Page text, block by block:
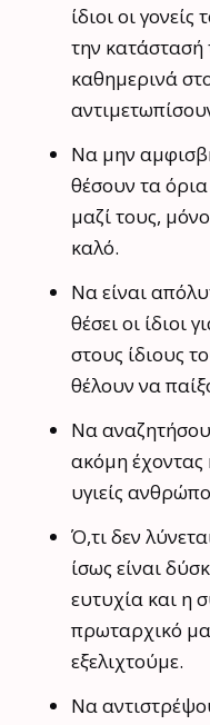
ίδιοι οι
την κατάστασή
καθημερινά
Να μην
θέσουν τα
μαζί τους,
καλό.
Να είναι
θέσει οι ίδιοι
στους ίδιους
θέλουν να
Να
ακόμη έχοντας
υγιείς
Ό,τι δεν
ίσως είναι
ευτυχία και η
πρωταρχικό
εξελιχτούμε.
Να